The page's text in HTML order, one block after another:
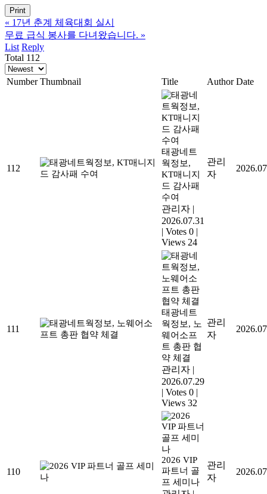
Print
« 17년 춘계 체육대회 실시
무료 급식 봉사를 다녀왔습니다. »
List Reply
Total 112
Number Thumbnail Title Author Date
112
태광네트
웍정보,
KT매니지
드 감사패
수여
관리자 |
2026.07.31
| Votes 0 |
Views 24
관리
자
111
태광네트
웍정보, 노
웨어소프
트 총판 협
약 체결
관리자 |
2026.07.29
| Votes 0 |
Views 32
관리
자
110
2026 VIP
파트너 골
프 세미나
관리
자